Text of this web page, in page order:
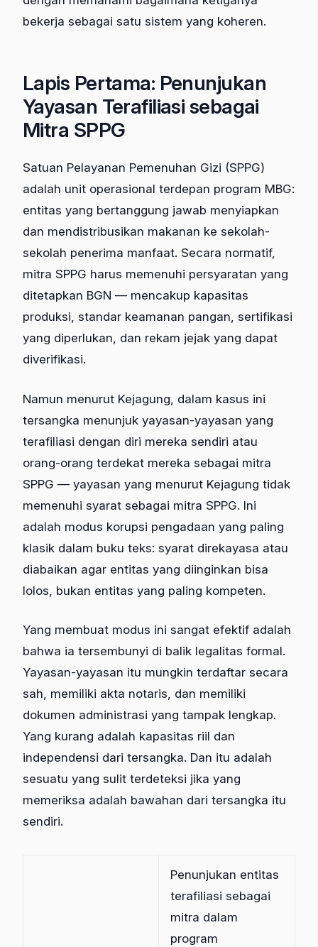
bekerja sebagai satu sistem yang koheren.
Lapis Pertama: Penunjukan
Yayasan Terafiliasi sebagai
Mitra SPPG
Satuan Pelayanan Pemenuhan Gizi (SPPG)
adalah unit operasional terdepan program MBG:
entitas yang bertanggung jawab menyiapkan
dan mendistribusikan makanan ke sekolah-
sekolah penerima manfaat. Secara normatif,
mitra SPPG harus memenuhi persyaratan yang
ditetapkan BGN — mencakup kapasitas
produksi, standar keamanan pangan, sertifikasi
yang diperlukan, dan rekam jejak yang dapat
diverifikasi.
Namun menurut Kejagung, dalam kasus ini
tersangka menunjuk yayasan-yayasan yang
terafiliasi dengan diri mereka sendiri atau
orang-orang terdekat mereka sebagai mitra
SPPG — yayasan yang menurut Kejagung tidak
memenuhi syarat sebagai mitra SPPG. Ini
adalah modus korupsi pengadaan yang paling
klasik dalam buku teks: syarat direkayasa atau
diabaikan agar entitas yang diinginkan bisa
lolos, bukan entitas yang paling kompeten.
Yang membuat modus ini sangat efektif adalah
bahwa ia tersembunyi di balik legalitas formal.
Yayasan-yayasan itu mungkin terdaftar secara
sah, memiliki akta notaris, dan memiliki
dokumen administrasi yang tampak lengkap.
Yang kurang adalah kapasitas riil dan
independensi dari tersangka. Dan itu adalah
sesuatu yang sulit terdeteksi jika yang
memeriksa adalah bawahan dari tersangka itu
sendiri.
Penunjukan entitas
terafiliasi sebagai
mitra dalam
program